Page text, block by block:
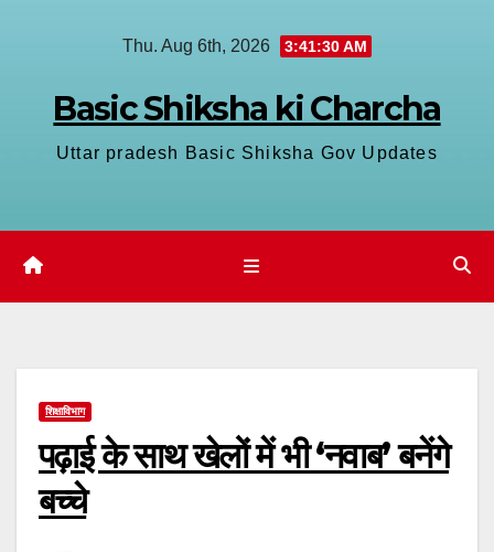
Thu. Aug 6th, 2026 3:41:30 AM
Basic Shiksha ki Charcha
Uttar pradesh Basic Shiksha Gov Updates
शिक्षाविभाग
पढ़ाई के साथ खेलों में भी ‘नवाब’ बनेंगे
बच्चे